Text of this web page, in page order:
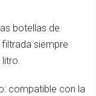
botellas de
siempre
compatible con la